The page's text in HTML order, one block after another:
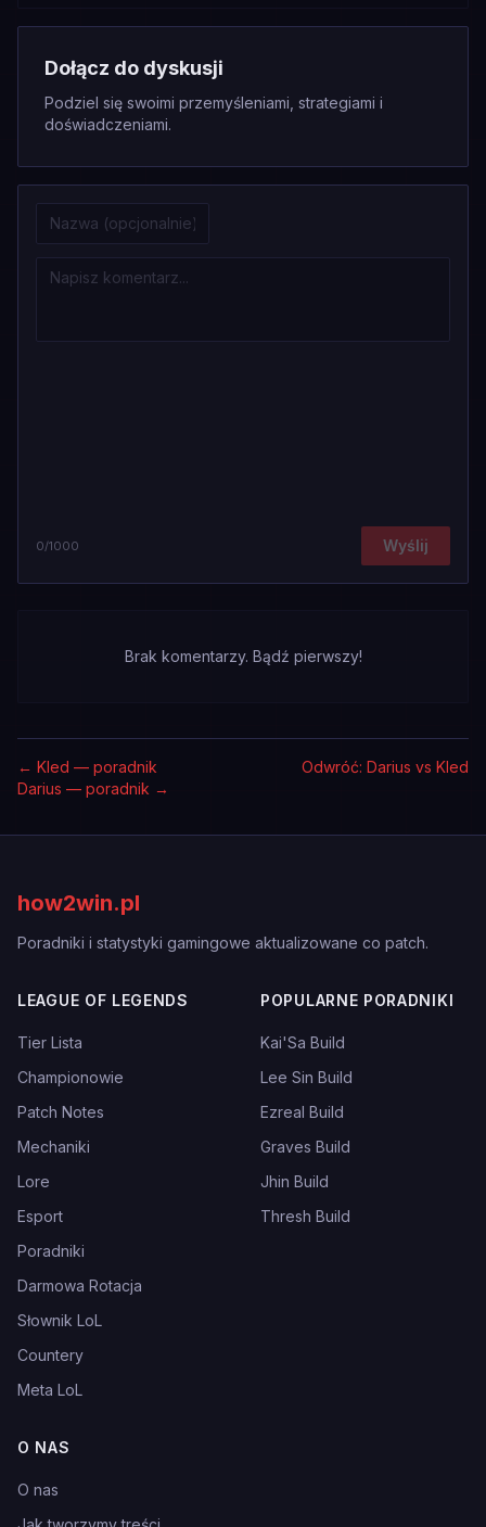
Dołącz do dyskusji
Podziel się swoimi przemyśleniami, strategiami i
doświadczeniami.
0/1000 Wyślij
Brak komentarzy. Bądź pierwszy!
← Kled — poradnik
Odwróć: Darius vs Kled
Darius — poradnik →
how2win.pl
Poradniki i statystyki gamingowe aktualizowane co patch.
LEAGUE OF LEGENDS
Tier Lista
Championowie
Patch Notes
Mechaniki
Lore
Esport
Poradniki
Darmowa Rotacja
Słownik LoL
Countery
Meta LoL
POPULARNE PORADNIKI
Kai'Sa Build
Lee Sin Build
Ezreal Build
Graves Build
Jhin Build
Thresh Build
O NAS
O nas